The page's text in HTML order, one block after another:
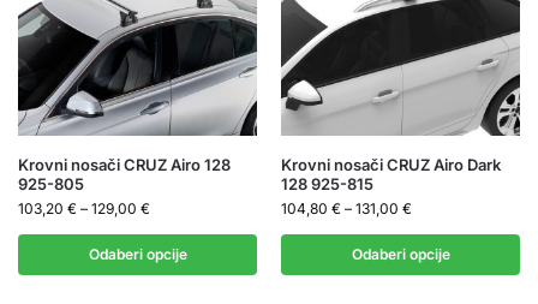
Krovni nosači CRUZ Airo 128
925-805
103,20 € – 129,00 €
Odaberi opcije
Krovni nosači CRUZ Airo Dark
128 925-815
104,80 € – 131,00 €
Odaberi opcije